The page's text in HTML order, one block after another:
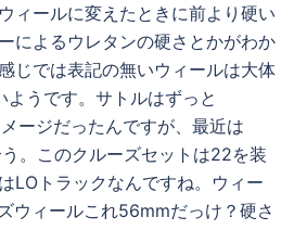
ィールに変えたときに前より硬い
によるウレタンの硬さとかがわか
じでは表記の無いウィールは大体
うです。サトルはずっと
ージだったんですが、最近は
。このクルーズセットは22を装
LOトラックなんですね。ウィー
ウィールこれ56mmだっけ？硬さ